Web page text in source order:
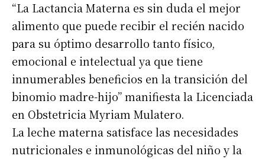
“La Lactancia Materna es sin duda el mejor
alimento que puede recibir el recién nacido
para su óptimo desarrollo tanto físico,
emocional e intelectual ya que tiene
innumerables beneficios en la transición del
binomio madre-hijo” manifiesta la Licenciada
en Obstetricia Myriam Mulatero.
La leche materna satisface las necesidades
nutricionales e inmunológicas del niño y la